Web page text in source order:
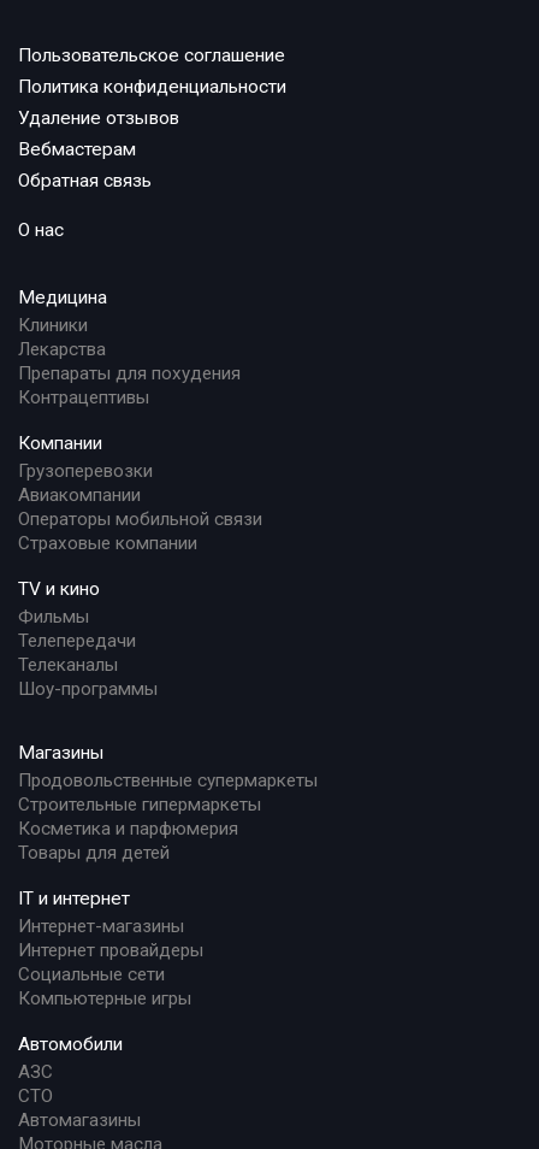
Пользовательское соглашение
Политика конфиденциальности
Удаление отзывов
Вебмастерам
Обратная связь
О нас
Медицина
Клиники
Лекарства
Препараты для похудения
Контрацептивы
Компании
Грузоперевозки
Авиакомпании
Операторы мобильной связи
Страховые компании
TV и кино
Фильмы
Телепередачи
Телеканалы
Шоу-программы
Магазины
Продовольственные супермаркеты
Строительные гипермаркеты
Косметика и парфюмерия
Товары для детей
IT и интернет
Интернет-магазины
Интернет провайдеры
Социальные сети
Компьютерные игры
Автомобили
АЗС
СТО
Автомагазины
Моторные масла